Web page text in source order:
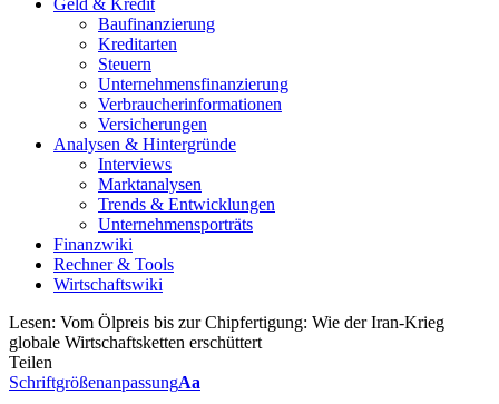
Geld & Kredit
Baufinanzierung
Kreditarten
Steuern
Unternehmensfinanzierung
Verbraucherinformationen
Versicherungen
Analysen & Hintergründe
Interviews
Marktanalysen
Trends & Entwicklungen
Unternehmensporträts
Finanzwiki
Rechner & Tools
Wirtschaftswiki
Lesen: Vom Ölpreis bis zur Chipfertigung: Wie der Iran-Krieg
globale Wirtschaftsketten erschüttert
Teilen
SchriftgrößenanpassungAa